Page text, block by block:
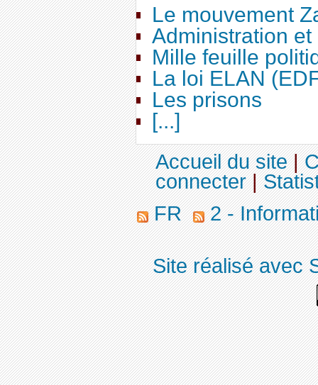
Le mouvement
Administration
Mille feuille
La loi ELAN
Les prisons
[...]
Accueil du site|
connecter|
FR
2 -
Site réalisé avec